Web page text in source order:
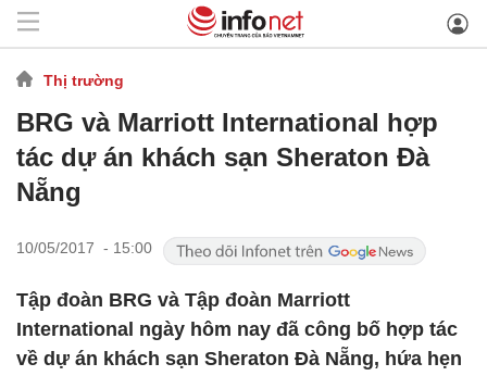
Thị trường
BRG và Marriott International hợp
tác dự án khách sạn Sheraton Đà
Nẵng
10/05/2017 - 15:00
Tập đoàn BRG và Tập đoàn Marriott
International ngày hôm nay đã công bố hợp tác
về dự án khách sạn Sheraton Đà Nẵng, hứa hẹn